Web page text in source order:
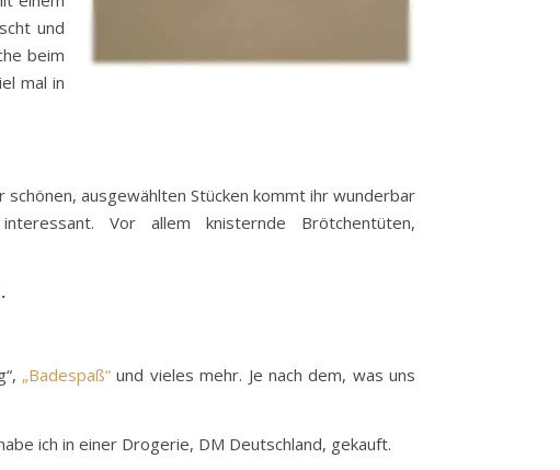
und
beim
mal in
ausgewählten Stücken kommt ihr wunderbar
Vor allem knisternde Brötchentüten,
„Badespaß“ und vieles mehr. Je nach dem, was uns
ich in einer Drogerie, DM Deutschland, gekauft.